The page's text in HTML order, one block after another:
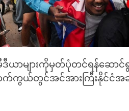
ယာများကိုမှတ်ပုံတင်ရန်ဆော
ောက်ကွယ်တွင်အင်အားကြီးနိုင်ငံအခ